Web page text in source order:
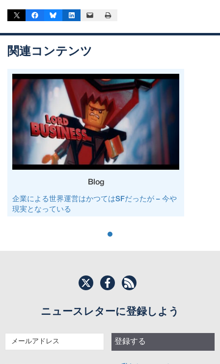
Share on X Share on FacebookShare on BlueskyShare on LinkedInEmail this Page Print this Page
関連コンテンツ
Blog
企業による世界運営はかつてはSFだったが – 今や
現実となっている
ニュースレターに登録しよう
ー
登録する